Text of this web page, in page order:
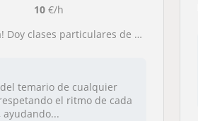
10€/h
de Primaria y ESO de las lenguas y también de latín y griego. Cualquier cosa contactad conmingo!
del temario de cualquier
el ritmo de cada
ayudando...